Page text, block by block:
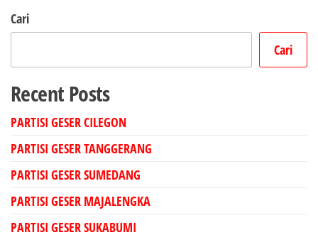
Cari
Cari
Recent Posts
PARTISI GESER CILEGON
PARTISI GESER TANGGERANG
PARTISI GESER SUMEDANG
PARTISI GESER MAJALENGKA
PARTISI GESER SUKABUMI